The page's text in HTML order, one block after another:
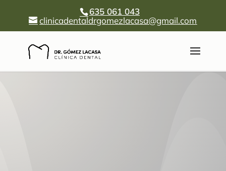
635 061 043
clinicadentaldrgomezlacasa@gmail.com